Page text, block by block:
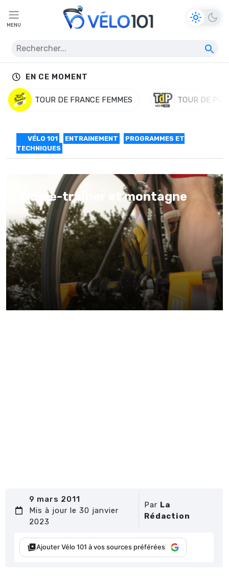
MENU
EN CE MOMENT
TOUR DE FRANCE FEMMES TOUR DE
VÉLO 101 ENTRAINEMENT
PROGRAMMES ET
TECHNIQUES
Home-trainer et montagne
9 mars 2011
Mis à jour le 30 janvier
2023
Par La
Rédaction
Ajouter Vélo 101 à vos sources préférées